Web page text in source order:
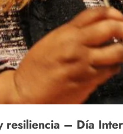
resiliencia – Día